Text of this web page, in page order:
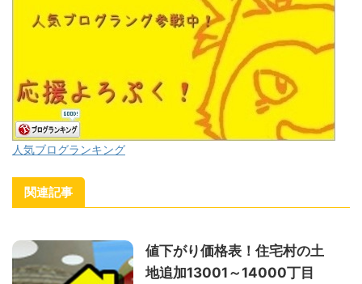
人気ブログランキング
関連記事
値下がり価格表！住宅村の土
地追加13001～14000丁目